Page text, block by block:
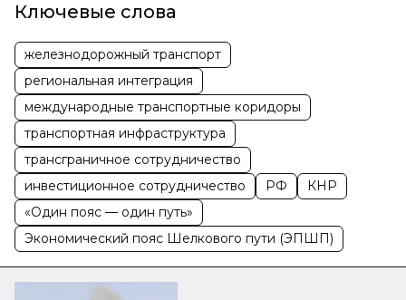
Ключевые слова
железнодорожный транспорт
региональная интеграция
международные транспортные коридоры
транспортная инфраструктура
трансграничное сотрудничество
инвестиционное сотрудничество
РФ
КНР
«Один пояс — один путь»
Экономический пояс Шелкового пути (ЭПШП)